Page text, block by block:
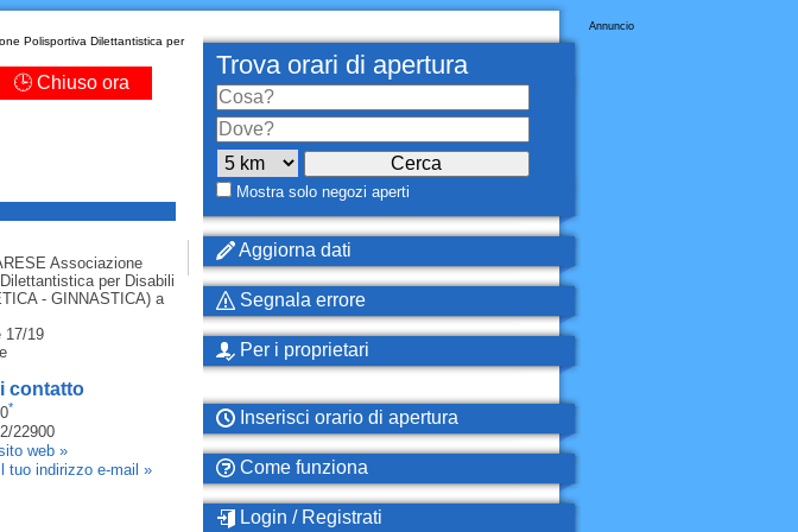
Polisportiva Dilettantistica per
🕒 Chiuso ora
Associazione
per Disabili
- GINNASTICA)a
17/19
contatto
*
22900
web »
tuo indirizzo e-mail »
Annuncio
Trova orari di apertura
Mostra solo negozi aperti
Aggiorna dati
Segnala errore
Per i proprietari
Inserisci orario di apertura
Come funziona
Login / Registrati